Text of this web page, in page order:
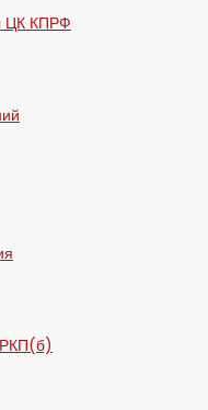
ЦК КПРФ
РКП(б)